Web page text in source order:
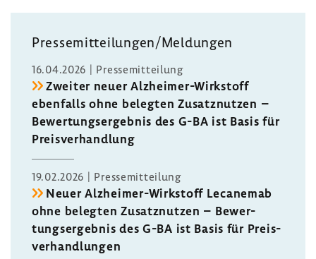
Pres­se­mit­tei­lungen/Meldungen
16.04.2026 | Pres­se­mit­tei­lung
Zweiter neuer Alzheimer-​Wirkstoff
eben­falls ohne belegten Zusatz­nutzen –
Bewer­tungs­er­gebnis des G-BA ist Basis für
Preis­ver­hand­lung
19.02.2026 | Pres­se­mit­tei­lung
Neuer Alzheimer-​Wirkstoff Leca­nemab
ohne belegten Zusatz­nutzen – Bewer­
tungs­er­gebnis des G-BA ist Basis für Preis­
ver­hand­lungen